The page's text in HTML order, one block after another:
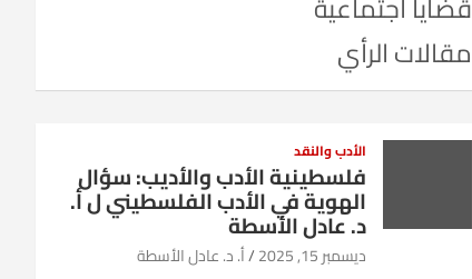
مقالات الرأي
الأدب والنقد
فلسطينية الأدب والأديب: سؤال
الهوية في الأدب الفلسطيني ل أ.
د. عادل الأسطة
ديسمبر 15, 2025 أ. د. عادل الأسطة